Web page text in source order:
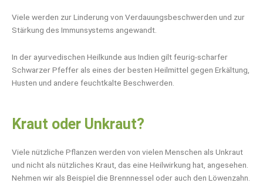
Viele werden zur Linderung von Verdauungsbeschwerden und zur
Stärkung des Immunsystems angewandt.
In der ayurvedischen Heilkunde aus Indien gilt feurig-scharfer
Schwarzer Pfeffer als eines der besten Heilmittel gegen Erkältung,
Husten und andere feuchtkalte Beschwerden.
Kraut oder Unkraut?
Viele nützliche Pflanzen werden von vielen Menschen als Unkraut
und nicht als nützliches Kraut, das eine Heilwirkung hat, angesehen.
Nehmen wir als Beispiel die Brennnessel oder auch den Löwenzahn.